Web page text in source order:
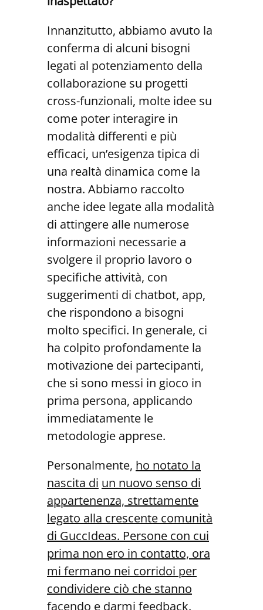
Innanzitutto, abbiamo avuto la
conferma di alcuni bisogni
legati al potenziamento della
collaborazione su progetti
cross-funzionali, molte idee su
come poter interagire in
modalità differenti e più
efficaci, un’esigenza tipica di
una realtà dinamica come la
nostra. Abbiamo raccolto
anche idee legate alla modalità
di attingere alle numerose
informazioni necessarie a
svolgere il proprio lavoro o
specifiche attività, con
suggerimenti di chatbot, app,
che rispondono a bisogni
molto specifici. In generale, ci
ha colpito profondamente la
motivazione dei partecipanti,
che si sono messi in gioco in
prima persona, applicando
immediatamente le
metodologie apprese.
Personalmente, ho notato la
nascita di un nuovo senso di
appartenenza, strettamente
legato alla crescente comunità
di GuccIdeas. Persone con cui
prima non ero in contatto, ora
mi fermano nei corridoi per
condividere ciò che stanno
facendo e darmi feedback.